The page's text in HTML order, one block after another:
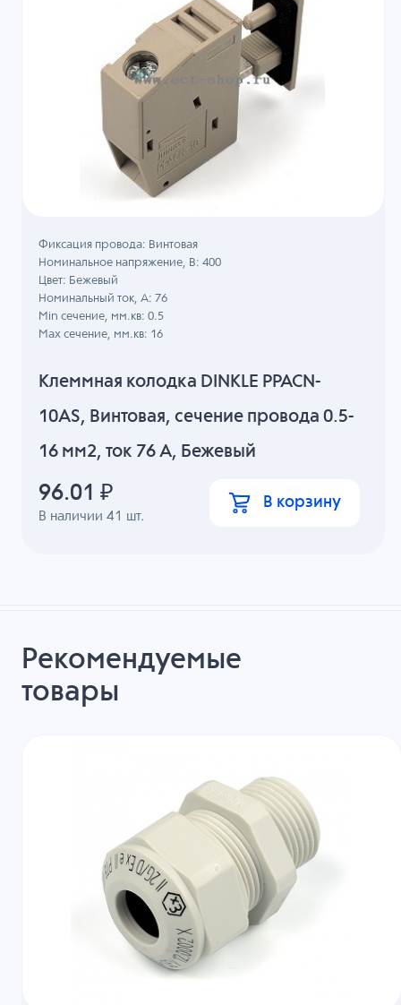
Клеммная колодка DINKLE PPACN-
10AS, Винтовая, сечение провода 0.5-
16 мм2, ток 76 A, Бежевый
В наличии41 шт.
Фиксация провода: Винтовая
Номинальное напряжение, B: 400
Цвет: Бежевый
Номинальный ток, А: 76
Min сечение, мм.кв: 0.5
Max сечение, мм.кв: 16
96.01 ₽ В корзину
Рекомендуемые
товары